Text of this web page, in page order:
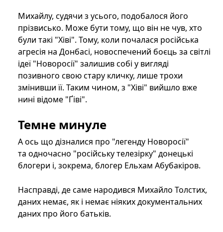
Михайлу, судячи з усього, подобалося його
прізвисько. Може бути тому, що він не чув, хто
були такі "Хіві". Тому, коли почалася російська
агресія на Донбасі, новоспечений боєць за світлі
ідеї "Новоросії" залишив собі у вигляді
позивного свою стару кличку, лише трохи
змінивши її. Таким чином, з "Хіві" вийшло вже
нині відоме "Ґіві".
Темне минуле
А ось що дізналися про "легенду Новоросії"
та одночасно "російську телезірку" донецькі
блогери і, зокрема, блогер Ельхам Абубакіров.
Насправді, де саме народився Михайло Толстих,
даних немає, як і немає ніяких документальних
даних про його батьків.